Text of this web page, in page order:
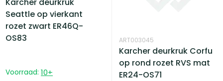
Seattle op vierkant
rozet zwart ER46Q-
OS83
Voorraad: 10+
ART003045
Karcher deurkruk Corfu
op rond rozet RVS mat
ER24-OS71